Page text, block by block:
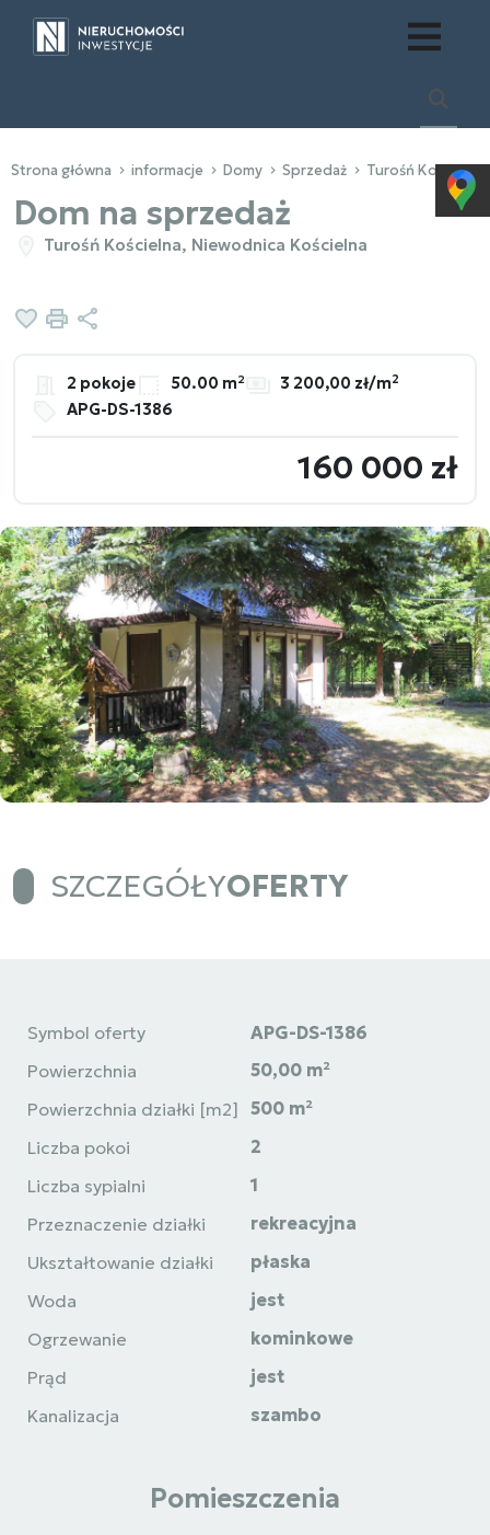
Strona główna informacje Domy Sprzedaż Turośń Kościelna
Dom na sprzedaż
Turośń Kościelna, Niewodnica Kościelna
Dodaj do ulubionych
Drukuj
2 pokoje 50.00 m² 3 200,00 zł/m2
APG-DS-1386
160 000 zł
SZCZEGÓŁYOFERTY
Symbol oferty
APG-DS-1386
Powierzchnia
50,00 m²
Powierzchnia działki [m2] 500 m²
Liczba pokoi
2
Liczba sypialni
1
Przeznaczenie działki
rekreacyjna
Ukształtowanie działki
płaska
Woda
jest
Ogrzewanie
kominkowe
Prąd
jest
Kanalizacja
szambo
Pomieszczenia